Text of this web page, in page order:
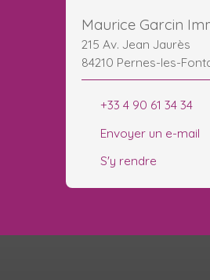
Maurice Garcin
215 Av. Jean Jaurès
84210 Pernes-les-
+33 4 90 61 34 34
Envoyer un e-mail
S'y rendre